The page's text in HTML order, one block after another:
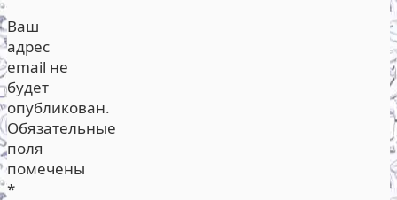
Ваш
адрес
email не
будет
опубликован.
Обязательные
поля
помечены
*